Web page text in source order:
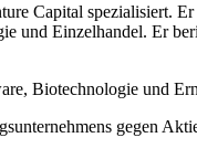
Capital spezialisiert.
und Einzelhandel. Er
Biotechnologie und
gegen